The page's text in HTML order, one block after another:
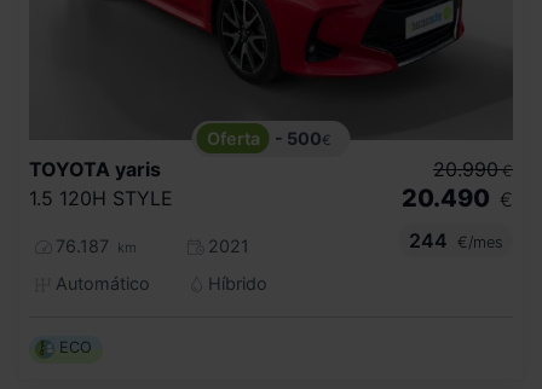
- 500€
TOYOTA yaris
1.5 120H STYLE
76.187 km
2021
Automático
Híbrido
20.990 €
20.490 €
244
€/mes
ECO